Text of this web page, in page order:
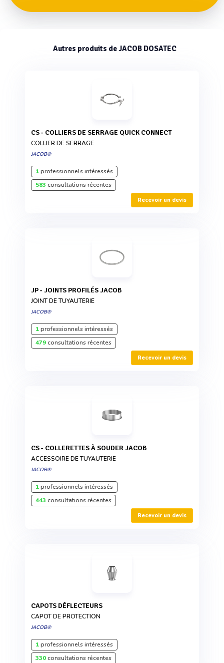
Autres produits de JACOB DOSATEC
CS - COLLIERS DE SERRAGE QUICK CONNECT
COLLIER DE SERRAGE
JACOB®
1professionnels intéressés
583 consultations récentes
Recevoir un devis
JP - JOINTS PROFILÉS JACOB
JOINT DE TUYAUTERIE
JACOB®
1professionnels intéressés
479consultations récentes
Recevoir un devis
CS - COLLERETTES À SOUDER JACOB
ACCESSOIRE DE TUYAUTERIE
JACOB®
1professionnels intéressés
443 consultations récentes
Recevoir un devis
CAPOTS DÉFLECTEURS
CAPOT DE PROTECTION
JACOB®
1professionnels intéressés
330consultations récentes